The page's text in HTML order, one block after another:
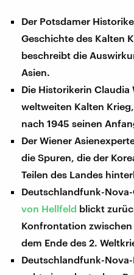
Der Potsdamer
Geschichte des Kalten
beschreibt die
Asien.
Die Historikerin Claudia
weltweiten Kalten
nach 1945 seinen
Der Wiener
die Spuren, die der
Teilen des Landes
Deutschlandfunk-
von Hellfeld blickt
Konfrontation
dem Ende des 2.
Deutschlandfunk-